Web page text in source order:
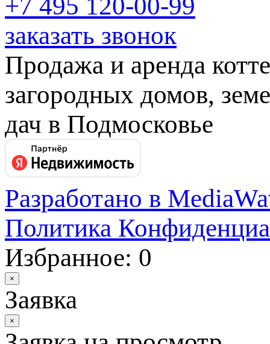
+7 495 120-00-99
заказать звонок
Продажа и аренда
загородных домов,
дач в Подмосковье
Разработано в
Политика
Избранное: 0
×
Заявка
×